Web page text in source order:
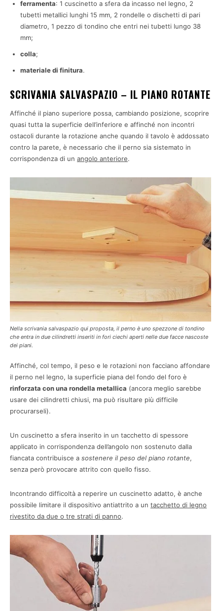
ferramenta: 1 cuscinetto a sfera da incasso nel legno, 2
tubetti metallici lunghi 15 mm, 2 rondelle o dischetti di pari
diametro, 1 pezzo di tondino che entri nei tubetti lungo 38
mm;
colla;
materiale di finitura.
SCRIVANIA SALVASPAZIO – IL PIANO ROTANTE
Affinché il piano superiore possa, cambiando posizione, scoprire
quasi tutta la superficie dell’inferiore e affinché non incontri
ostacoli durante la rotazione anche quando il tavolo è addossato
contro la parete, è necessario che il perno sia sistemato in
corrispondenza di un angolo anteriore.
Nella scrivania salvaspazio qui proposta, il perno è uno spezzone di tondino
che entra in due cilindretti inseriti in fori ciechi aperti nelle due facce nascoste
dei piani.
Affinché, col tempo, il peso e le rotazioni non facciano affondare
il perno nel legno, la superficie piana del fondo del foro è
rinforzata con una rondella metallica (ancora meglio sarebbe
usare dei cilindretti chiusi, ma può risultare più difficile
procurarseli).
Un cuscinetto a sfera inserito in un tacchetto di spessore
applicato in corrispondenza dell’angolo non sostenuto dalla
fiancata contribuisce a sostenere il peso del piano rotante,
senza però provocare attrito con quello fisso.
Incontrando difficoltà a reperire un cuscinetto adatto, è anche
possibile limitare il dispositivo antiattrito a un tacchetto di legno
rivestito da due o tre strati di panno.